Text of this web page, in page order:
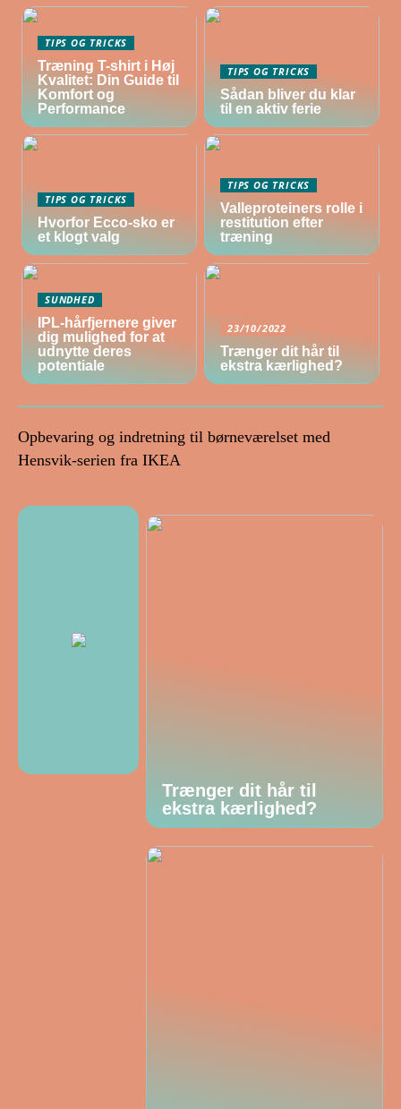
TIPS OG TRICKS
Træning T-shirt i Høj
Kvalitet: Din Guide til
Komfort og
Performance
TIPS OG TRICKS
Sådan bliver du klar
til en aktiv ferie
TIPS OG TRICKS
Hvorfor Ecco-sko er
et klogt valg
TIPS OG TRICKS
Valleproteiners rolle i
restitution efter
træning
SUNDHED
IPL-hårfjernere giver
dig mulighed for at
udnytte deres
potentiale
23/10/2022
Trænger dit hår til
ekstra kærlighed?
Opbevaring og indretning til børneværelset med
Hensvik-serien fra IKEA
Trænger dit hår til
ekstra kærlighed?